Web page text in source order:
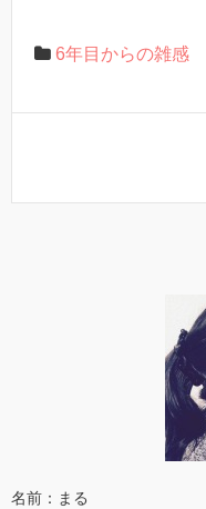
6年目からの雑感
名前：まる